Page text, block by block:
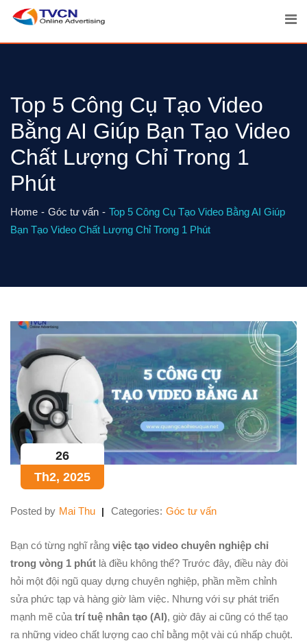
content
Top 5 Công Cụ Tạo Video
Bằng AI Giúp Bạn Tạo Video
Chất Lượng Chỉ Trong 1
Phút
Home Góc tư vấn
Top 5 Công Cụ Tạo Video Bằng AI Giúp
Bạn Tạo Video Chất Lượng Chỉ Trong 1 Phút
26
Th2, 2025
Posted by Mai Thu Categories: Góc tư vấn
Bạn có từng nghĩ rằng việc tạo video chuyên nghiệp chỉ
trong vòng 1 phút là điều không thể? Trước đây, điều này đòi
hỏi một đội ngũ quay dựng chuyên nghiệp, phần mềm chỉnh
sửa phức tạp và hàng giờ làm việc. Nhưng với sự phát triển
mạnh mẽ của trí tuệ nhân tạo (AI), giờ đây ai cũng có thể tạo
ra những video chất lượng cao chỉ bằng một vài cú nhấp chuột.